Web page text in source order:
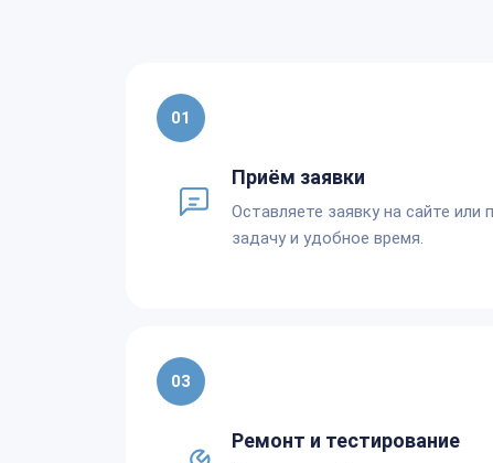
01
Приём заявки
Оставляете заявку на сайте или
задачу и удобное время.
03
Ремонт и тестирование